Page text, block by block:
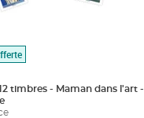
timbres - Maman dans l'art -